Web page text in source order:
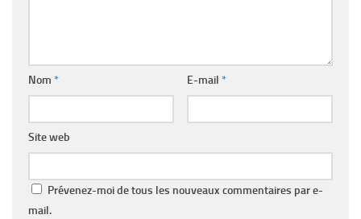
Nom * E-mail *
Site web
Prévenez-moi de tous les nouveaux commentaires par e-
mail.